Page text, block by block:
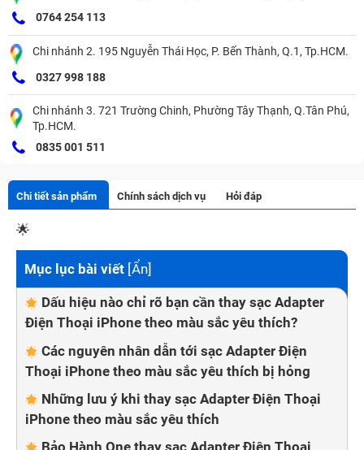
0764 254 113
Chi nhánh 2. 195 Nguyễn Thái Học, P. Bến Thành, Q.1, Tp.HCM.
0327 998 188
Chi nhánh 3. 721 Trường Chinh, Phường Tây Thạnh, Q.Tân Phú,
Tp.HCM.
0835 001 511
Chi tiết sản phẩm Chính sách dịch vụ Hỏi đáp
🌟
Mục lục bài viết [Ẩn]
Dấu hiệu nào chỉ rõ bạn cần thay sạc Adapter
Điện Thoại iPhone theo màu sắc yêu thích?
Các nguyên nhân dẫn tới sạc Adapter Điện
Thoại iPhone theo màu sắc yêu thích bị hỏng
Những lưu ý khi thay sạc Adapter Điện Thoại
iPhone theo màu sắc yêu thích